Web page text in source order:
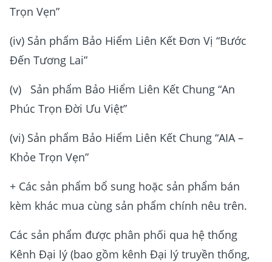
Trọn Vẹn”
(iv) Sản phẩm Bảo Hiểm Liên Kết Đơn Vị “Bước
Đến Tương Lai”
(v) Sản phẩm Bảo Hiểm Liên Kết Chung “An
Phúc Trọn Đời Ưu Việt”
(vi) Sản phẩm Bảo Hiểm Liên Kết Chung “AIA –
Khỏe Trọn Vẹn”
+ Các sản phẩm bổ sung hoặc sản phẩm bán
kèm khác mua cùng sản phẩm chính nêu trên.
Các sản phẩm được phân phối qua hệ thống
Kênh Đại lý (bao gồm kênh Đại lý truyền thống,